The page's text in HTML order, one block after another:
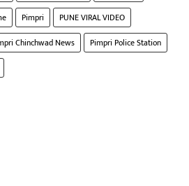
Pimpri
PUNE VIRAL VIDEO
Chinchwad News
Pimpri Police Station